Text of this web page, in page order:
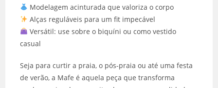
Modelagem acinturada que valoriza o corpo
Alças reguláveis para um fit impecável
Versátil: use sobre o biquíni ou como vestido
casual
Seja para curtir a praia, o pós-praia ou até uma festa
de verão, a Mafe é aquela peça que transforma